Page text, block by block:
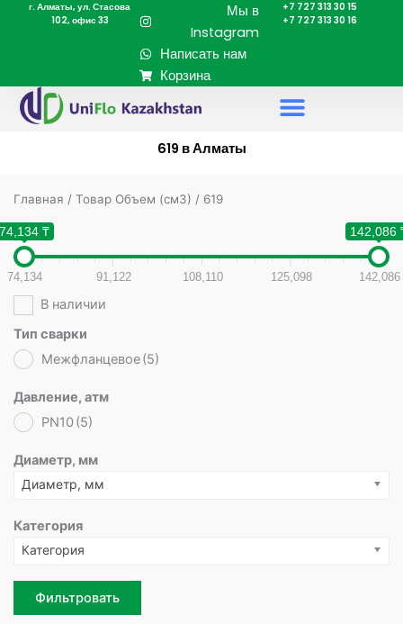
Перейтиг. Алматы, ул. Стасова
102, офис 33
Мы в
Instagram
Написать нам
Корзина
+7 727 313 30 15
+7 727 313 30 16
619 в Алматы
Главная / Товар Объем (cм3) / 619
74,134 ₸ 142,086
74,134 91,122 108,110 125,098 142,086
В наличии
Тип сварки
Межфланцевое(5)
Давление, атм
PN10(5)
Диаметр, мм
Диаметр, мм
Категория
Категория
Фильтровать